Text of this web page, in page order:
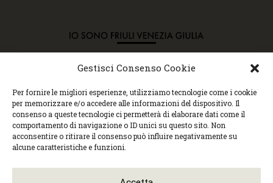
Gestisci Consenso Cookie
Per fornire le migliori esperienze, utilizziamo tecnologie come i cookie
per memorizzare e/o accedere alle informazioni del dispositivo. Il
consenso a queste tecnologie ci permetterà di elaborare dati come il
comportamento di navigazione o ID unici su questo sito. Non
acconsentire o ritirare il consenso può influire negativamente su
alcune caratteristiche e funzioni.
Copyright © 2015 Cec, Tutti i diritti riservati. Nessun
contenuto può essere copiato o manipolato. Accedendo al
sito approvi la Policy sulla privacy e la Policy sui
contenuti.
Centro espressioni cinematografiche, via Villalta, 24 |
33100 Udine | tel. 0432 299545 | P.Iva 01295290306 |
cec@cecudine.org